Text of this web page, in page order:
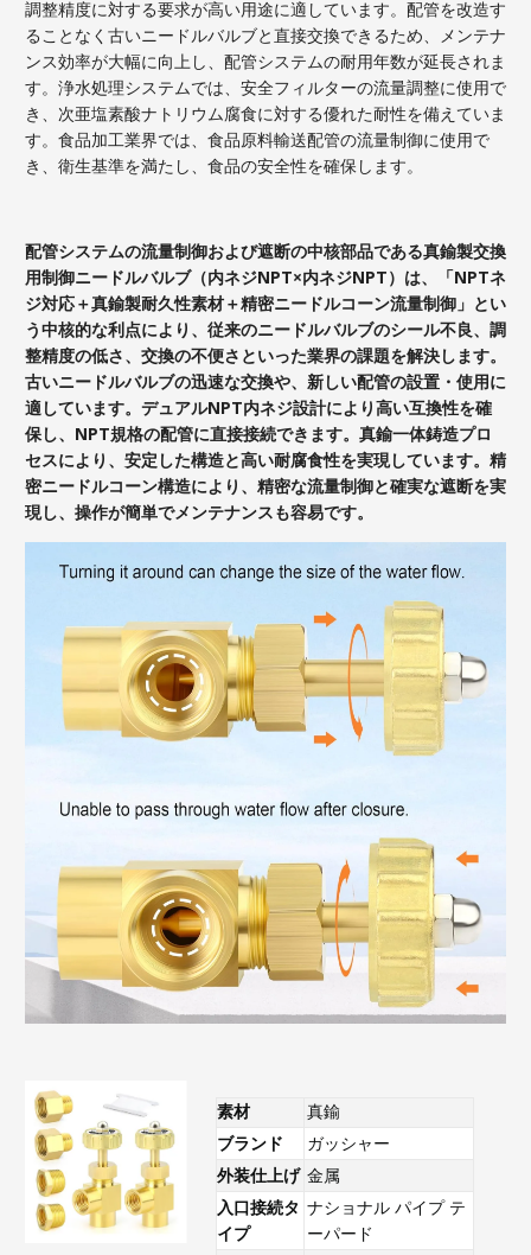
調整精度に対する要求が高い用途に適しています。配管を改造す
ることなく古いニードルバルブと直接交換できるため、メンテナ
ンス効率が大幅に向上し、配管システムの耐用年数が延長されま
す。浄水処理システムでは、安全フィルターの流量調整に使用で
き、次亜塩素酸ナトリウム腐食に対する優れた耐性を備えていま
す。食品加工業界では、食品原料輸送配管の流量制御に使用で
き、衛生基準を満たし、食品の安全性を確保します。
配管システムの流量制御および遮断の中核部品である真鍮製交換
用制御ニードルバルブ（内ネジNPT×内ネジNPT）は、「NPTネ
ジ対応＋真鍮製耐久性素材＋精密ニードルコーン流量制御」とい
う中核的な利点により、従来のニードルバルブのシール不良、調
整精度の低さ、交換の不便さといった業界の課題を解決します。
古いニードルバルブの迅速な交換や、新しい配管の設置・使用に
適しています。デュアルNPT内ネジ設計により高い互換性を確
保し、NPT規格の配管に直接接続できます。真鍮一体鋳造プロ
セスにより、安定した構造と高い耐腐食性を実現しています。精
密ニードルコーン構造により、精密な流量制御と確実な遮断を実
現し、操作が簡単でメンテナンスも容易です。
素材
真鍮
ブランド
ガッシャー
外装仕上げ 金属
入口接続タ
イプ
ナショナル パイプ テ
ーパード